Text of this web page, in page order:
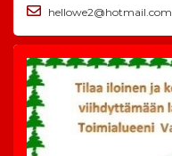
hellowe2@hotmail.com